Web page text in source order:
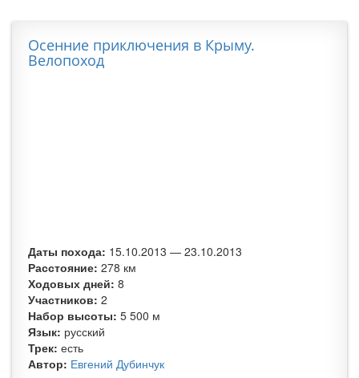
Осенние приключения в Крыму.
Велопоход
Даты похода: 15.10.2013 — 23.10.2013
Расстояние: 278 км
Ходовых дней: 8
Участников: 2
Набор высоты: 5 500 м
Язык: русский
Трек: есть
Автор: Евгений Дубинчук